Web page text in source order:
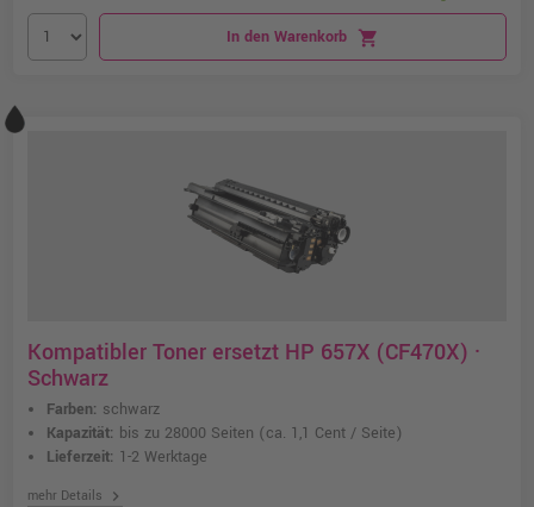
In den Warenkorb shopping_cart
Kompatibler Toner ersetzt HP 657X (CF470X) ·
Schwarz
Farben: schwarz
Kapazität: bis zu 28000 Seiten (ca. 1,1 Cent / Seite)
Lieferzeit: 1-2 Werktage
mehr Details chevron_right